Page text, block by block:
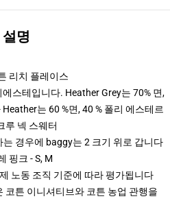
설명
리치 플레이스
스테입니다. Heather Grey는 70% 면,
는 60 %면, 40 % 폴리 에스테르
루 넥 스웨터
경우에 baggy는 2 크기 위로 갑니다
핑크 - S, M
노동 조직 기준에 따라 평가됩니다
코튼 이니셔티브와 코튼 농업 관행을